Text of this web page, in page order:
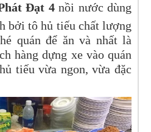
Đạt 4nồi nước dùng
bởi tô hủ tiếu chất lượng
quán để ăn và nhất là
hàng dựng xe vào quán
tiếu vừa ngon, vừa đặc